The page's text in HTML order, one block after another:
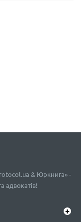
& Юркнига» -
адвокатів!